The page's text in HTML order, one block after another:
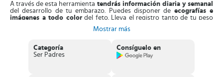
A través de esta herramienta tendrás información diaria y semanal
del desarrollo de tu embarazo. Puedes disponer de ecografías e
imágenes a todo colordel feto. Lleva el registro tanto de tu peso
como del bebé, además del calendario de las citas médicas.
puedes realizarsin comprometer la salud de tu bebé,
recomendadapara las mujeres embarazadas e información
oportuna de todo el proceso del parto para que te vayas
Mostrar más
Categoría
Ser Padres
Consíguelo en